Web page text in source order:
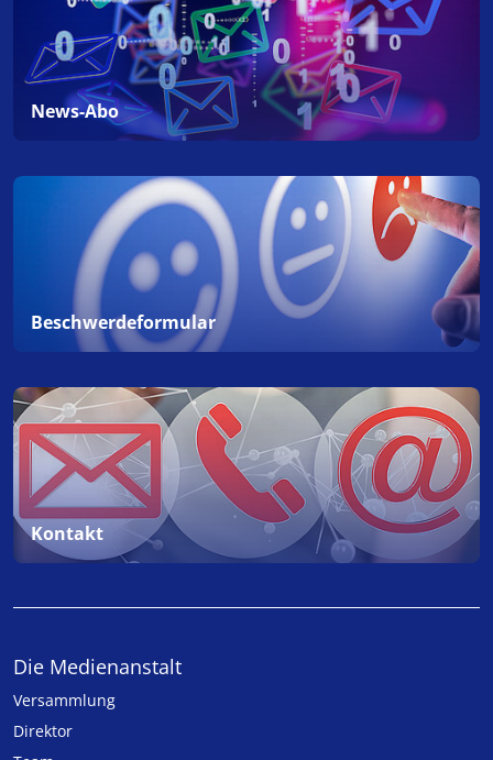
News-Abo
Beschwerdeformular
Kontakt
Die Medienanstalt
Versammlung
Direktor